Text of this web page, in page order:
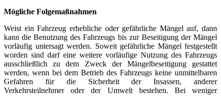
Mögliche Folgemaßnahmen
Weist ein Fahrzeug erhebliche oder gefährliche Mängel auf, dann
kann die Benutzung des Fahrzeugs bis zur Beseitigung der Mängel
vorläufig untersagt werden. Soweit gefährliche Mängel festgestellt
worden sind darf eine weitere vorläufige Nutzung des Fahrzeugs
ausschließlich zu dem Zweck der Mängelbeseitigung gestattet
werden, wenn bei dem Betrieb des Fahrzeugs keine unmittelbaren
Gefahren für die Sicherheit der Insassen, anderer
Verkehrsteilnehmer oder der Umwelt bestehen. Bei weniger